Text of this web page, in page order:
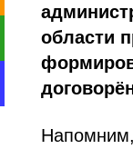
области
Напомним,